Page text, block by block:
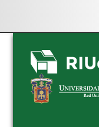
Skip
navigation